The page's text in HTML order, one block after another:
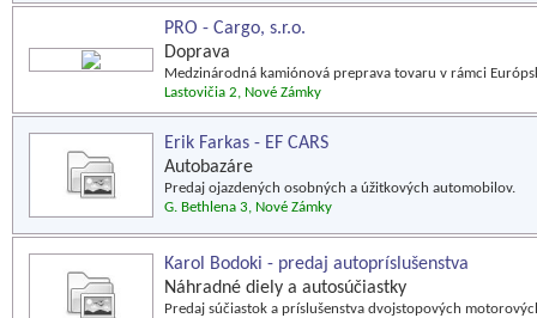
PRO - Cargo, s.r.o.
Doprava
Medzinárodná kamiónová preprava tovaru v rámci
Lastovičia 2, Nové Zámky
Erik Farkas - EF CARS
Autobazáre
Predaj ojazdených osobných a úžitkových automobilov.
G. Bethlena 3, Nové Zámky
Karol Bodoki - predaj autopríslušenstva
Náhradné diely a autosúčiastky
Predaj súčiastok a príslušenstva dvojstopových